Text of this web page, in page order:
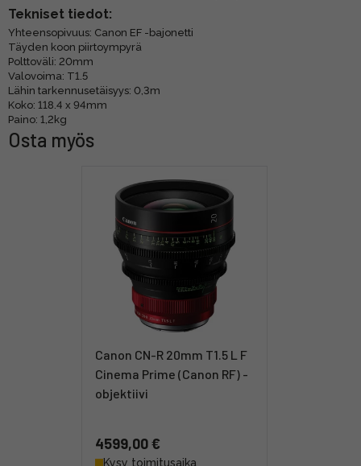
Tekniset tiedot:
Yhteensopivuus: Canon EF -bajonetti
Täyden koon piirtoympyrä
Polttoväli: 20mm
Valovoima: T1.5
Lähin tarkennusetäisyys: 0,3m
Koko: 118.4 x 94mm
Paino: 1,2kg
Osta myös
Canon CN-R 20mm T1.5 L F
Cinema Prime (Canon RF) -
objektiivi
4599,00 €
Kysy toimitusaika